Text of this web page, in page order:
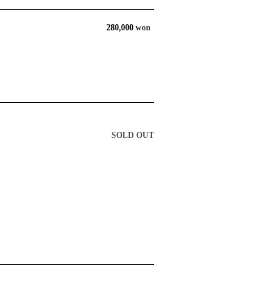
280,000 won
SOLD OUT